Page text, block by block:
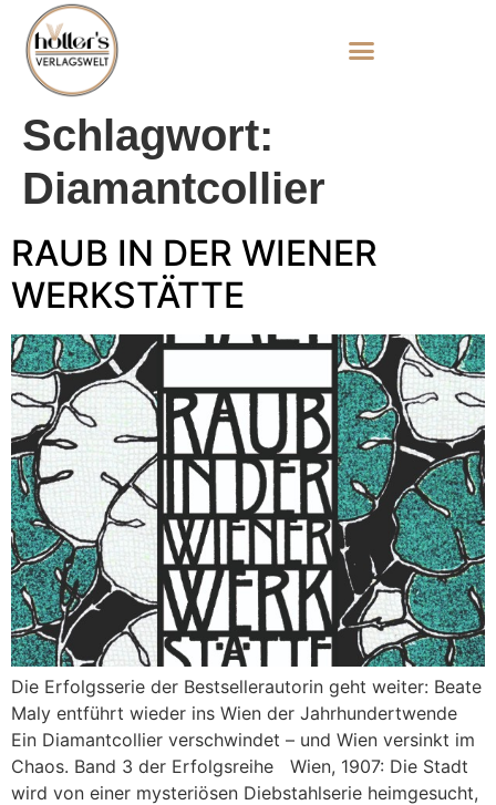
Schlagwort:
Diamantcollier
RAUB IN DER WIENER
WERKSTÄTTE
Die Erfolgsserie der Bestsellerautorin geht weiter: Beate
Maly entführt wieder ins Wien der Jahrhundertwende
Ein Diamantcollier verschwindet – und Wien versinkt im
Chaos. Band 3 der Erfolgsreihe Wien, 1907: Die Stadt
wird von einer mysteriösen Diebstahlserie heimgesucht,